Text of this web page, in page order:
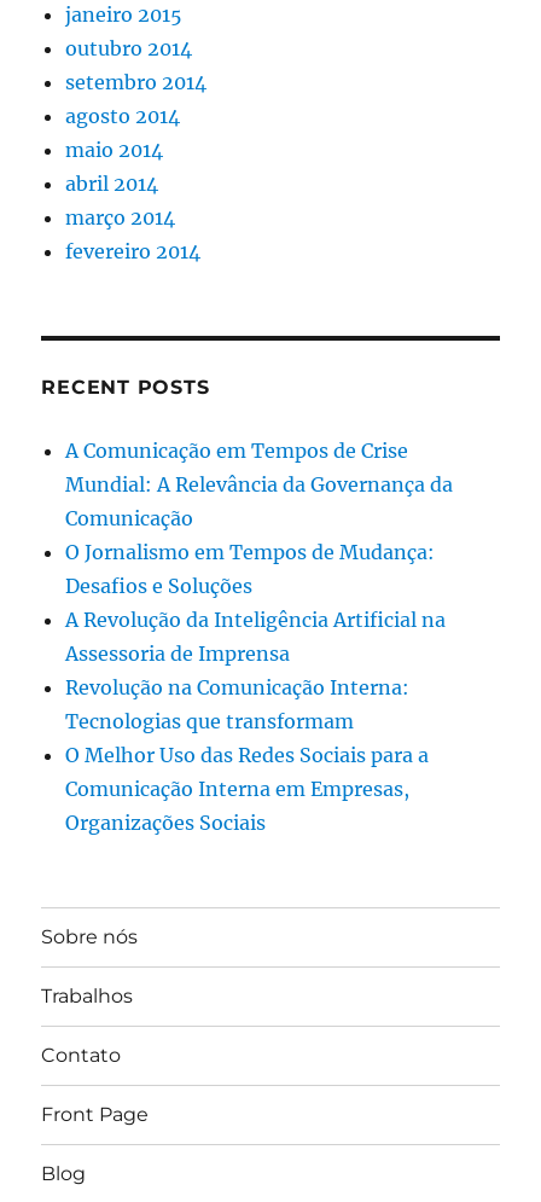
janeiro 2015
outubro 2014
setembro 2014
agosto 2014
maio 2014
abril 2014
março 2014
fevereiro 2014
RECENT POSTS
A Comunicação em Tempos de Crise
Mundial: A Relevância da Governança da
Comunicação
O Jornalismo em Tempos de Mudança:
Desafios e Soluções
A Revolução da Inteligência Artificial na
Assessoria de Imprensa
Revolução na Comunicação Interna:
Tecnologias que transformam
O Melhor Uso das Redes Sociais para a
Comunicação Interna em Empresas,
Organizações Sociais
Sobre nós
Trabalhos
Contato
Front Page
Blog